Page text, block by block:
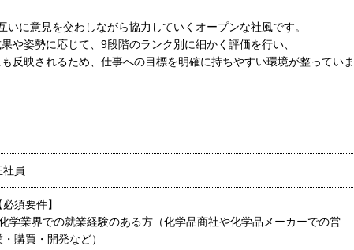
いに意見を交わしながら協力していくオープンな社風です。
や姿勢に応じて、9段階のランク別に細かく評価を行い、
反映されるため、仕事への目標を明確に持ちやすい環境が整っていま
社員
必須要件】
学業界での就業経験のある方（化学品商社や化学品メーカーでの営
・購買・開発など）